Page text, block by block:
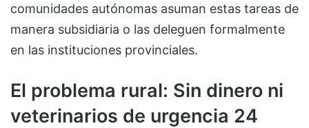
comunidades autónomas asuman estas tareas de
manera subsidiaria o las deleguen formalmente
en las instituciones provinciales.
El problema rural: Sin dinero ni
veterinarios de urgencia 24